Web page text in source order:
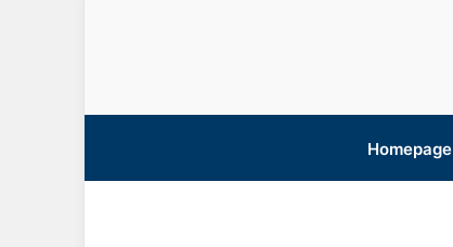
Homepage